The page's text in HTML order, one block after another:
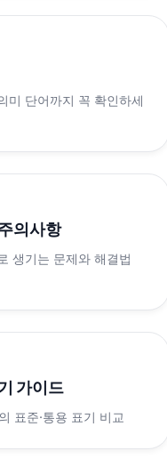
미 단어까지 꼭 확인하세
의사항
생기는 문제와 해결법
가이드
표준·통용 표기 비교